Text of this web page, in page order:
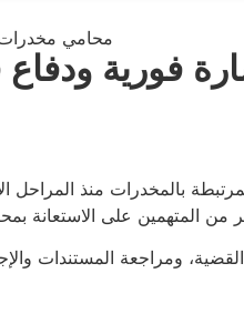
فورية
بالمخدرات منذ
المتهمين على الاستعانة
ومراجعة المستندات